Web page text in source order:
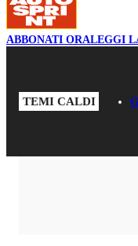
ABBONATI ORALEGGI
TEMI CALDI